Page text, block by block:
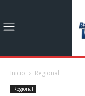
Inicio Regional
Regional